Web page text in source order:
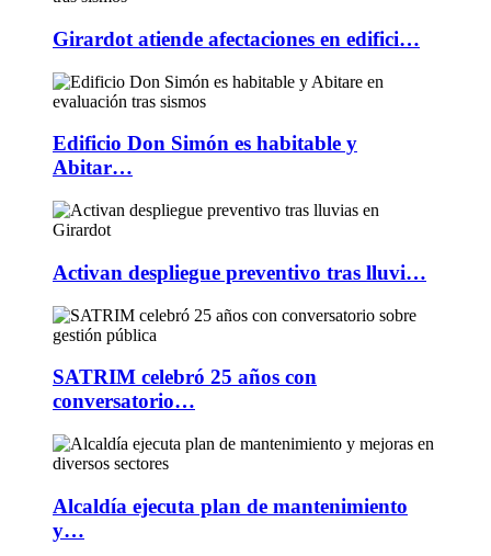
Girardot atiende afectaciones en edifici…
Edificio Don Simón es habitable y
Abitar…
Activan despliegue preventivo tras lluvi…
SATRIM celebró 25 años con
conversatorio…
Alcaldía ejecuta plan de mantenimiento
y…